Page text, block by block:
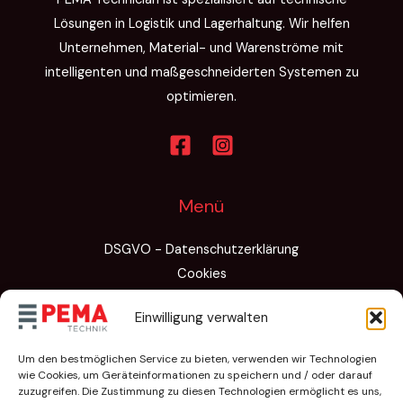
Einwilligung verwalten
Um den bestmöglichen Service zu bieten, verwenden wir Technologien
wie Cookies, um Geräteinformationen zu speichern und / oder darauf
zuzugreifen. Die Zustimmung zu diesen Technologien ermöglicht es uns,
Lösungen in Logistik und Lagerhaltung. Wir helfen
Unternehmen, Material- und Warenströme mit
intelligenten und maßgeschneiderten Systemen zu
optimieren.
Menü
DSGVO - Datenschutzerklärung
Cookies
Subventionen